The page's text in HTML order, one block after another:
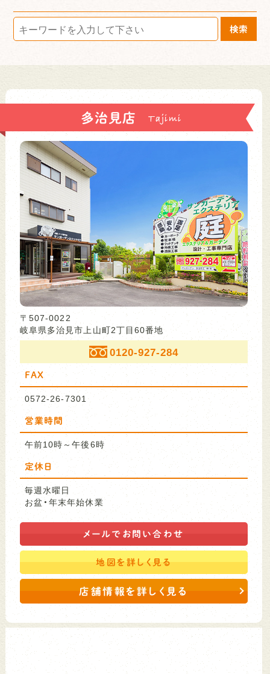
検索
多治見店
〒507-0022
岐阜県多治見市上山町2丁目60番地
0120-927-284
FAX
0572-26-7301
営業時間
午前10時～午後6時
定休日
毎週水曜日
お盆・年末年始休業
メールで お問い合わせ
地図を詳しく見る
店舗情報を詳しく見る